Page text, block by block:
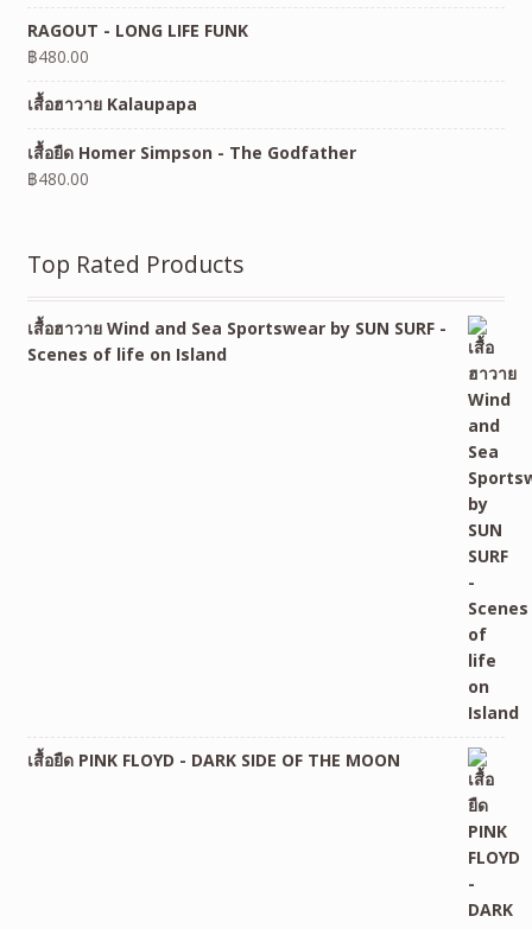
RAGOUT - LONG LIFE FUNK
฿480.00
เสื้อฮาวาย Kalaupapa
เสื้อยืด Homer Simpson - The Godfather
฿480.00
Top Rated Products
เสื้อฮาวาย Wind and Sea Sportswear by SUN SURF -
Scenes of life on Island
เสื้อยืด PINK FLOYD - DARK SIDE OF THE MOON